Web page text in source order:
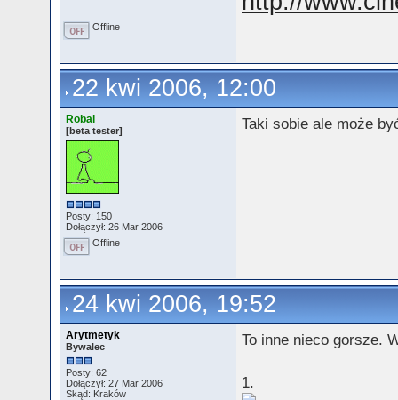
Offline
22 kwi 2006, 12:00
Robal
[beta tester]
Posty: 150
Dołączył: 26 Mar 2006
Taki sobie ale może
Offline
24 kwi 2006, 19:52
Arytmetyk
Bywalec
Posty: 62
Dołączył: 27 Mar 2006
Skąd: Kraków
To inne nieco gorsze.
1.